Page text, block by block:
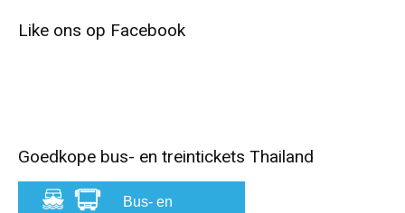
Like ons op Facebook
Goedkope bus- en treintickets Thailand
Bus- en